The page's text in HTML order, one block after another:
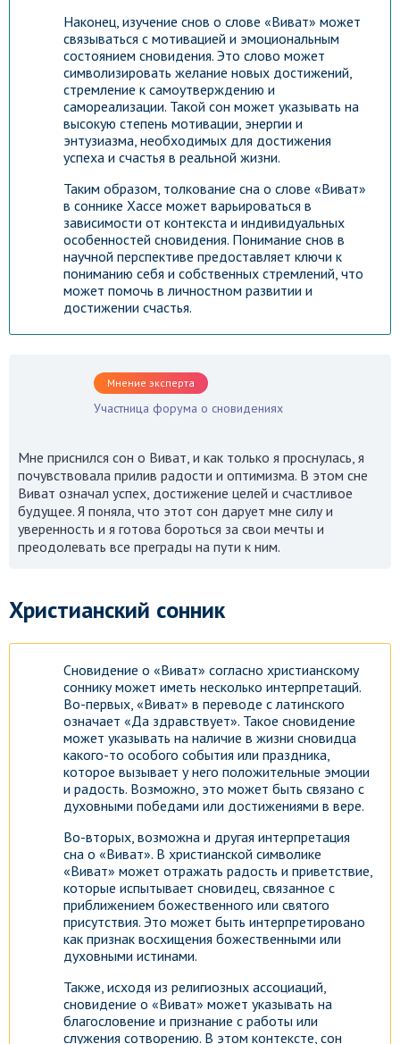
Наконец, изучение снов о слове «Виват» может
связываться с мотивацией и эмоциональным
состоянием сновидения. Это слово может
символизировать желание новых достижений,
стремление к самоутверждению и
самореализации. Такой сон может указывать на
высокую степень мотивации, энергии и
энтузиазма, необходимых для достижения
успеха и счастья в реальной жизни.
Таким образом, толкование сна о слове «Виват»
в соннике Хассе может варьироваться в
зависимости от контекста и индивидуальных
особенностей сновидения. Понимание снов в
научной перспективе предоставляет ключи к
пониманию себя и собственных стремлений, что
может помочь в личностном развитии и
достижении счастья.
Мнение эксперта
Участница форума о сновидениях
Мне приснился сон о Виват, и как только я проснулась, я
почувствовала прилив радости и оптимизма. В этом сне
Виват означал успех, достижение целей и счастливое
будущее. Я поняла, что этот сон дарует мне силу и
уверенность и я готова бороться за свои мечты и
преодолевать все преграды на пути к ним.
Христианский сонник
Сновидение о «Виват» согласно христианскому
соннику может иметь несколько интерпретаций.
Во-первых, «Виват» в переводе с латинского
означает «Да здравствует». Такое сновидение
может указывать на наличие в жизни сновидца
какого-то особого события или праздника,
которое вызывает у него положительные эмоции
и радость. Возможно, это может быть связано с
духовными победами или достижениями в вере.
Во-вторых, возможна и другая интерпретация
сна о «Виват». В христианской символике
«Виват» может отражать радость и приветствие,
которые испытывает сновидец, связанное с
приближением божественного или святого
присутствия. Это может быть интерпретировано
как признак восхищения божественными или
духовными истинами.
Также, исходя из религиозных ассоциаций,
сновидение о «Виват» может указывать на
благословение и признание с работы или
служения сотворению. В этом контексте, сон